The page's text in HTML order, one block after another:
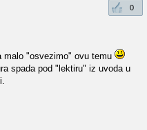
0
malo "osvezimo" ovu temu
spada pod "lektiru" iz uvoda u